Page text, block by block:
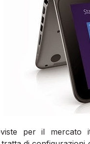
per il mercato